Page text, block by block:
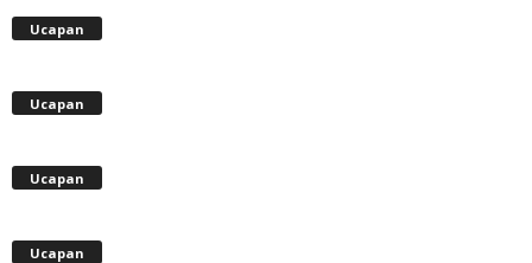
Ucapan
Ucapan
Ucapan
Ucapan